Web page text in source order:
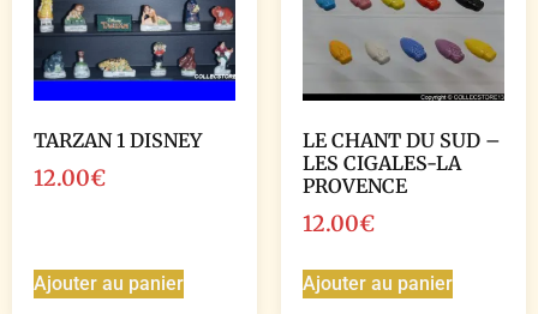
TARZAN 1 DISNEY
12.00€
Ajouter au panier
LE CHANT DU SUD –
LES CIGALES-LA
PROVENCE
12.00€
Ajouter au panier